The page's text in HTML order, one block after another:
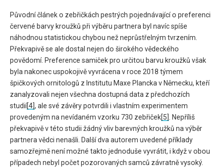
Původní článek o zebřičkách pestrých pojednávající o preferenci
červené barvy kroužků při výběru partnera byl navíc spíše
náhodnou statistickou chybou než neprůstřelným tvrzením.
Překvapivě se ale dostal nejen do širokého vědeckého
povědomí. Preference samiček pro určitou barvu kroužků však
byla nakonec uspokojivě vyvrácena v roce 2018 týmem
špičkových ornitologů z Institutu Maxe Plancka v Německu, kteří
zanalyzovali nejen všechna dostupná data z předchozích
studií[4] , ale své závěry potvrdili i vlastním experimentem
provedeným na nevídaném vzorku 730 zebřiček[5] . Nepříliš
překvapivě v této studii žádný vliv barevných kroužků na výběr
partnera vědci nenašli. Další dva autorem uvedené příklady
samozřejmě není možné takto jednoduše vyvrátit, i když v obou
případech nebyl počet pozorovaných samců závratně vysoký.